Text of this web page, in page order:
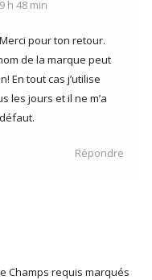
h 48 min
pour ton retour.
de la marque peut
En tout cas j’utilise
les jours et il ne m’a
Répondre
Champs requis marqués